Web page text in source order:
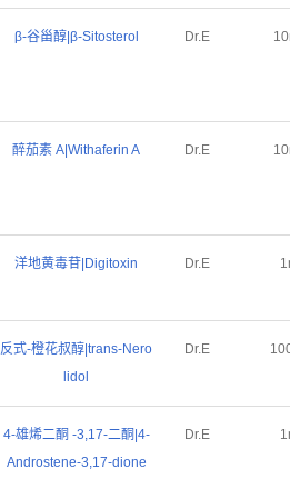
β-谷甾醇|β-Sitosterol Dr.E
醉茄素 A|Withaferin A Dr.E
洋地黄毒苷|Digitoxin Dr.E
反式-橙花叔醇|trans-Nero
lidol
Dr.E
4-雄烯二酮 -3,17-二酮|4-
Androstene-3,17-dione
Dr.E